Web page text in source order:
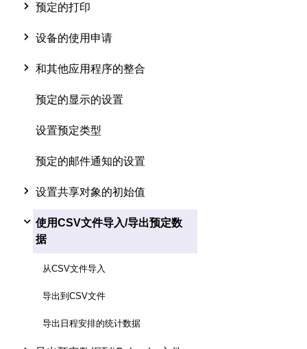
预定的打印
设备的使用申请
和其他应用程序的整合
预定的显示的设置
设置预定类型
预定的邮件通知的设置
设置共享对象的初始值
使用CSV文件导入/导出预定数
据
从CSV文件导入
导出到CSV文件
导出日程安排的统计数据